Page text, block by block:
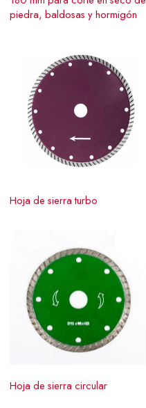
piedra, baldosas y hormigón
Hoja de sierra turbo
Hoja de sierra circular